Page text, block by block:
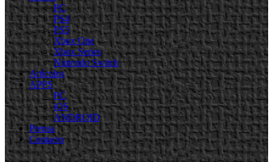
PC
PS4
PS5
Xbox One
Xbox Series
Nintendo Switch
Artículos
APPS
PC
iOS
ANDROID
Prensa
Contacto